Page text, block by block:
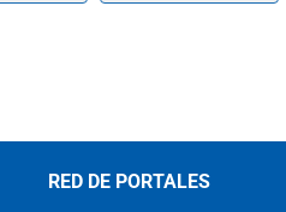
RED DE PORTALES